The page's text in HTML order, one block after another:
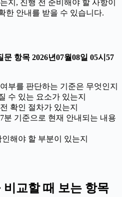
지, 진행 전 준비해야 할 사항이
한 안내를 받을 수 있습니다.
항목 2026년07월08일 05시57
부를 판단하는 기준은 무엇인지
수 있는 요소가 있는지
확인 절차가 있는지
분 기준으로 현재 안내되는 내용
해야 할 부분이 있는지
교할 때 보는 항목